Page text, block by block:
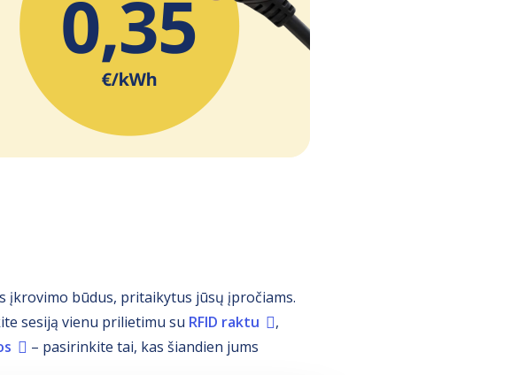
įkrovimo būdus, pritaikytus jūsų įpročiams.
sesiją vienu prilietimu su RFID raktu
,
– pasirinkite tai, kas šiandien jums